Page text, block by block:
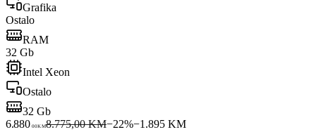
Grafika
Ostalo
RAM
32 Gb
Intel Xeon
Ostalo
32 Gb
6.880 00KM8.775,00 KM−22%−1.895KM